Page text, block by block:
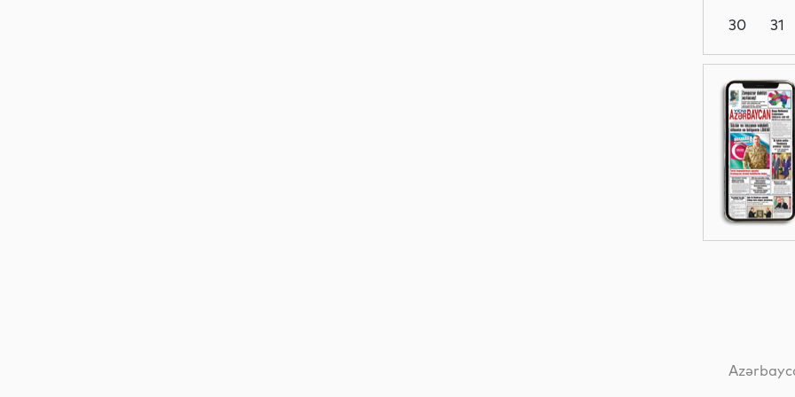
Yeni
texnologiyalar
Dünya
30
31